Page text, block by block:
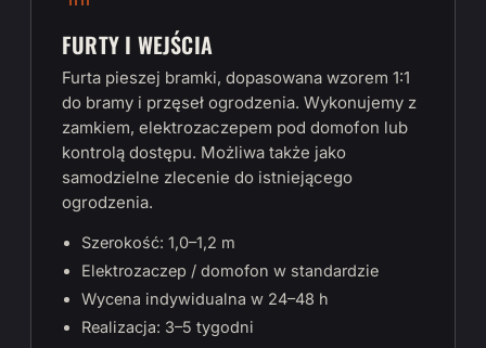
FURTY I WEJŚCIA
Furta pieszej bramki, dopasowana wzorem 1:1
do bramy i przęseł ogrodzenia. Wykonujemy z
zamkiem, elektrozaczepem pod domofon lub
kontrolą dostępu. Możliwa także jako
samodzielne zlecenie do istniejącego
ogrodzenia.
Szerokość: 1,0–1,2 m
Elektrozaczep / domofon w standardzie
Wycena indywidualna w 24–48 h
Realizacja: 3–5 tygodni